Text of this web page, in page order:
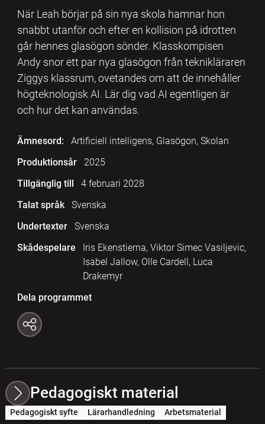
När Leah börjar på sin nya skola hamnar hon
snabbt utanför och efter en kollision på idrotten
går hennes glasögon sönder. Klasskompisen
Andy snor ett par nya glasögon från teknikläraren
Ziggys klassrum, ovetandes om att de innehåller
högteknologisk AI. Lär dig vad AI egentligen är
och hur det kan användas.
Ämnesord:
Artificiell intelligens, Glasögon, Skolan
Produktionsår
2025
Tillgänglig till
4 februari 2028
Talat språk
Svenska
Undertexter
Svenska
Skådespelare
Iris Ekenstierna, Viktor Simec Vasiljevic,
Isabel Jallow, Olle Cardell, Luca
Drakemyr
Dela programmet
Pedagogiskt material
Pedagogiskt syfte Lärarhandledning Arbetsmaterial